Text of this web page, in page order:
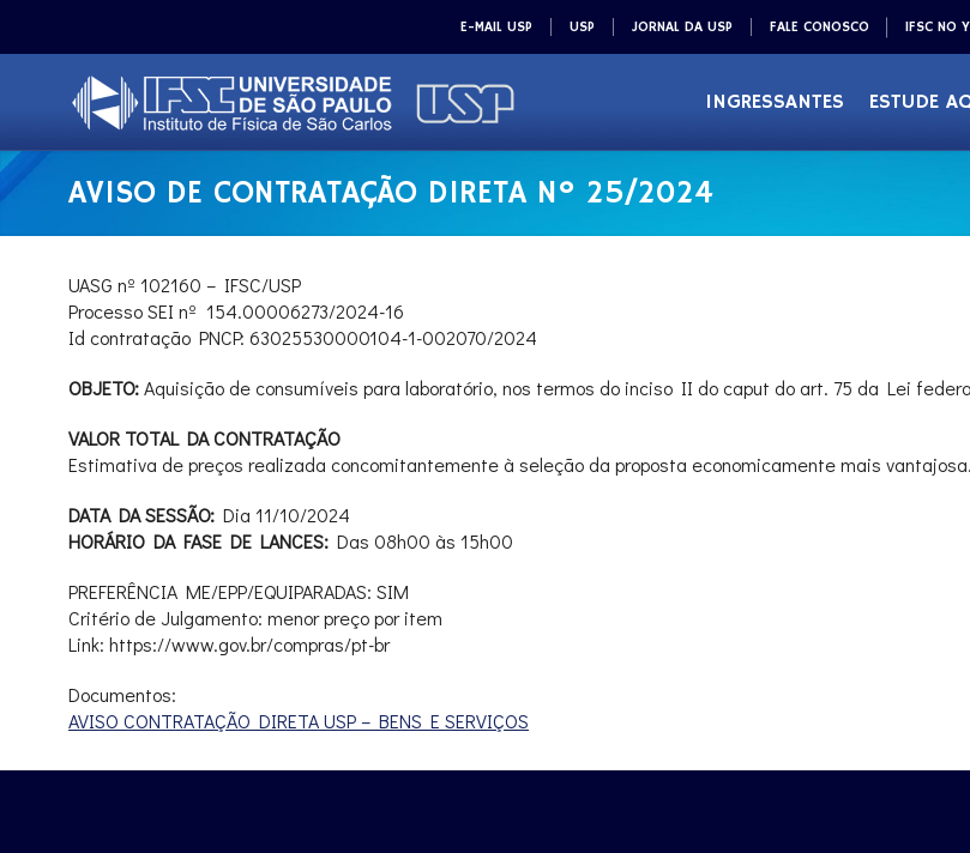
E-MAIL USP USP JORNAL DA USP FALE CONOSCO IFSC NO
INGRESSANTES ESTUDE
AVISO DE CONTRATAÇÃO DIRETA Nº 25/2024
UASG nº 102160 – IFSC/USP
Processo SEI nº 154.00006273/2024-16
Id contratação PNCP: 63025530000104-1-002070/2024
OBJETO:Aquisição de consumíveis para laboratório, nos termos do inciso II do caput do art. 75 da Lei
VALOR TOTAL DA CONTRATAÇÃO
Estimativa de preços realizada concomitantemente à seleção da proposta economicamente mais vantajosa.
DATA DA SESSÃO: Dia 11/10/2024
HORÁRIO DA FASE DE LANCES: Das 08h00 às 15h00
PREFERÊNCIA ME/EPP/EQUIPARADAS: SIM
Critério de Julgamento: menor preço por item
Link: https://www.gov.br/compras/pt-br
Documentos:
AVISO CONTRATAÇÃO DIRETA USP – BENS E SERVIÇOS